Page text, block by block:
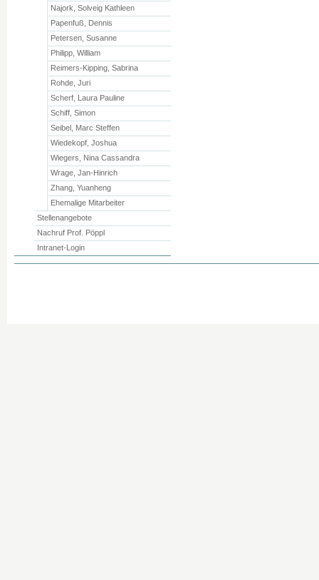
Najork, Solveig Kathleen
Papenfuß, Dennis
Petersen, Susanne
Philipp, William
Reimers-Kipping, Sabrina
Rohde, Juri
Scherf, Laura Pauline
Schiff, Simon
Seibel, Marc Steffen
Wiedekopf, Joshua
Wiegers, Nina Cassandra
Wrage, Jan-Hinrich
Zhang, Yuanheng
Ehemalige Mitarbeiter
Stellenangebote
Nachruf Prof. Pöppl
Intranet-Login